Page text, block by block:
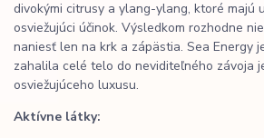
divokými citrusy a ylang-ylang, ktoré majú
osviežujúci účinok. Výsledkom rozhodne
naniesť len na krk a zápästia. Sea Energy
zahalila celé telo do neviditeľného závoja
osviežujúceho luxusu.
Aktívne látky: